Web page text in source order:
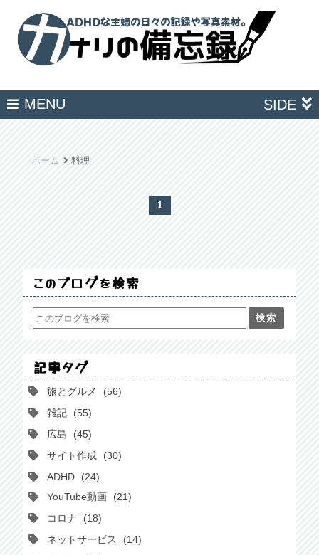
MENU SIDE
ホーム 料理
1
このブログを検索
記事タグ
旅とグルメ
56
雑記
55
広島
45
サイト作成
30
ADHD
24
YouTube動画
21
コロナ
18
ネットサービス
14